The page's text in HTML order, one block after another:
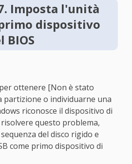
Imposta l'unità
dispositivo
BIOS
ottenere [Non è stato
partizione o individuarne una
riconosce il dispositivo di
questo problema,
del disco rigido e
come primo dispositivo di